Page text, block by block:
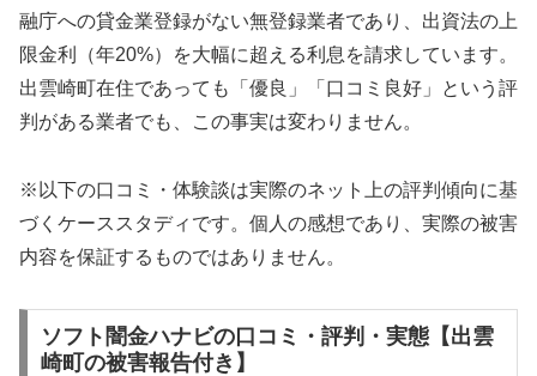
融庁への貸金業登録がない無登録業者であり、出資法の上
限金利（年20%）を大幅に超える利息を請求しています。
出雲崎町在住であっても「優良」「口コミ良好」という評
判がある業者でも、この事実は変わりません。
※以下の口コミ・体験談は実際のネット上の評判傾向に基
づくケーススタディです。個人の感想であり、実際の被害
内容を保証するものではありません。
ソフト闇金ハナビの口コミ・評判・実態【出雲
崎町の被害報告付き】